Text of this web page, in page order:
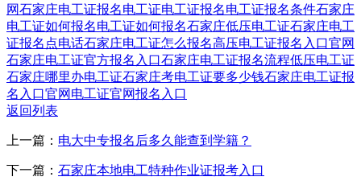
网石家庄电工证报名电工证电工证报名电工证报名条件石家庄
电工证如何报名电工证如何报名石家庄低压电工证石家庄电工
证报名点电话石家庄电工证怎么报名高压电工证报名入口官网
石家庄电工证官方报名入口石家庄电工证报名流程低压电工证
石家庄哪里办电工证石家庄考电工证要多少钱石家庄电工证报
名入口官网 电工证官网报名入口
返回列表
上一篇： 电大中专报名后多久能查到学籍？
下一篇： 石家庄本地电工特种作业证报考入口